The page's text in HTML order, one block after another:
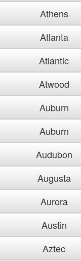
Athens
Atlanta
Atlantic
Atwood
Auburn
Auburn
Audubon
Augusta
Aurora
Austin
Aztec